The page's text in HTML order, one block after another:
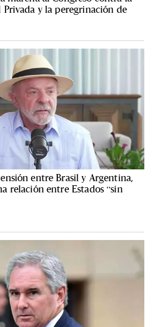
Privada y la peregrinación de
entre Brasil y Argentina,
relación entre Estados “sin